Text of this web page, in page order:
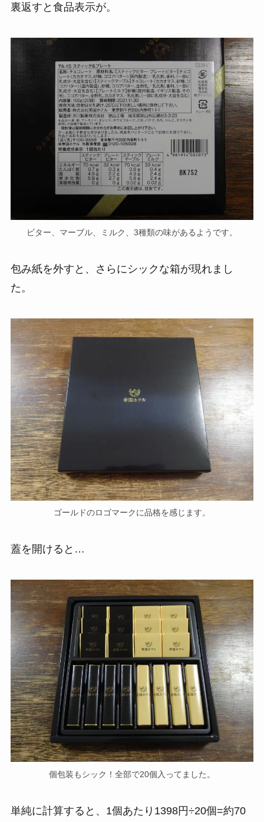
裏返すと食品表示が。
ビター、マーブル、ミルク、3種類の味があるようです。
包み紙を外すと、さらにシックな箱が現れまし
た。
ゴールドのロゴマークに品格を感じます。
蓋を開けると…
個包装もシック！全部で20個入ってました。
単純に計算すると、1個あたり1398円÷20個=約70